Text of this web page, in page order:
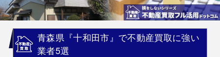
青森県『十和田市』で不動産買取に強い
業者5選